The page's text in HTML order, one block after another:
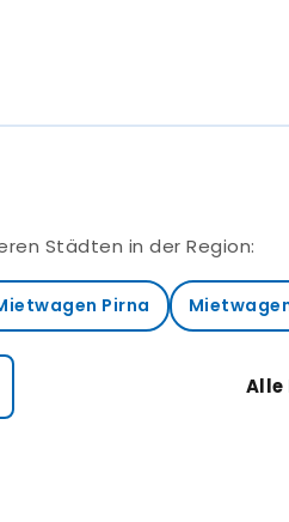
Städten in der Region:
Pirna
Alle